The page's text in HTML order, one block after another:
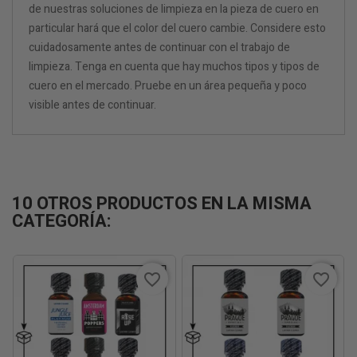
de nuestras soluciones de limpieza en la pieza de cuero en
particular hará que el color del cuero cambie. Considere esto
cuidadosamente antes de continuar con el trabajo de
limpieza. Tenga en cuenta que hay muchos tipos y tipos de
cuero en el mercado. Pruebe en un área pequeña y poco
visible antes de continuar.
10 OTROS PRODUCTOS EN LA MISMA
CATEGORÍA:
favorite_border favorite_border